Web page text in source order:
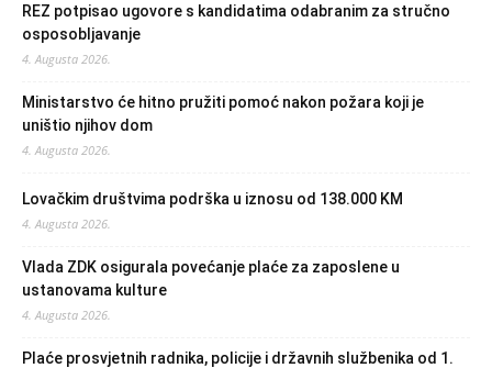
REZ potpisao ugovore s kandidatima odabranim za stručno
osposobljavanje
4. Augusta 2026.
Ministarstvo će hitno pružiti pomoć nakon požara koji je
uništio njihov dom
4. Augusta 2026.
Lovačkim društvima podrška u iznosu od 138.000 KM
4. Augusta 2026.
Vlada ZDK osigurala povećanje plaće za zaposlene u
ustanovama kulture
4. Augusta 2026.
Plaće prosvjetnih radnika, policije i državnih službenika od 1.